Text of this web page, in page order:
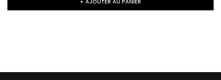
+ AJOUTER AU PANIER